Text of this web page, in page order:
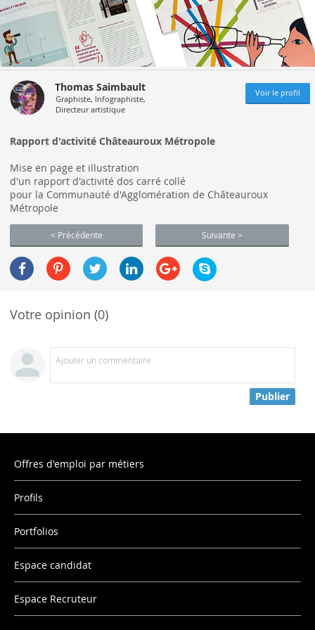
Thomas Saimbault
Graphiste, Infographiste,
Directeur artistique
Voir le profil
Rapport d'activité Châteauroux Métropole
Mise en page et illustration
d'un rapport d'activité dos carré collé
pour la Communauté d'Agglomération de Châteauroux
Métropole
< Précédente Suivante >
Votre opinion (0)
Ajouter un commentaire
Publier
Offres d'emploi par métiers
Profils
Portfolios
Espace candidat
Espace Recruteur